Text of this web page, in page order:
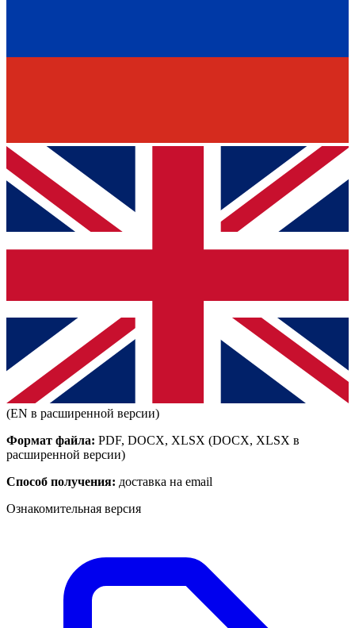
(EN в расширенной версии)
Формат файла: PDF, DOCX, XLSX (DOCX, XLSX в
расширенной версии)
Способ получения: доставка на email
Ознакомительная версия